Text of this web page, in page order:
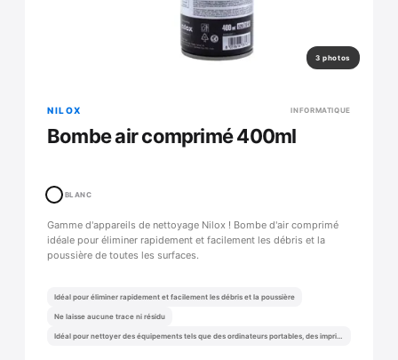
3 photos
NILOX INFORMATIQUE
Bombe air comprimé 400ml
BLANC
Gamme d'appareils de nettoyage Nilox ! Bombe d'air comprimé
idéale pour éliminer rapidement et facilement les débris et la
poussière de toutes les surfaces.
Idéal pour éliminer rapidement et facilement les débris et la poussière
Ne laisse aucune trace ni résidu
Idéal pour nettoyer des équipements tels que des ordinateurs portables, des imprimantes, des appareils photo, du matériel numérique et des montres.